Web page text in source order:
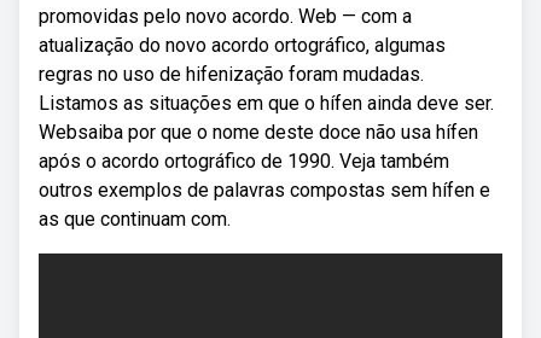
promovidas pelo novo acordo. Web — com a
atualização do novo acordo ortográfico, algumas
regras no uso de hifenização foram mudadas.
Listamos as situações em que o hífen ainda deve ser.
Websaiba por que o nome deste doce não usa hífen
após o acordo ortográfico de 1990. Veja também
outros exemplos de palavras compostas sem hífen e
as que continuam com.